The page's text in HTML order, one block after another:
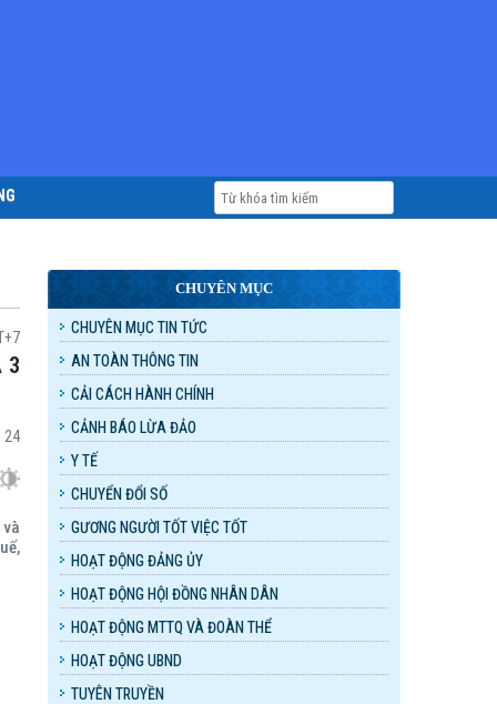
24
CHUYÊN MỤC
CHUYÊN MỤC TIN TỨC
AN TOÀN THÔNG TIN
CẢI CÁCH HÀNH CHÍNH
CẢNH BÁO LỪA ĐẢO
Y TẾ
CHUYỂN ĐỔI SỐ
GƯƠNG NGƯỜI TỐT VIỆC TỐT
HOẠT ĐỘNG ĐẢNG ỦY
HOẠT ĐỘNG HỘI ĐỒNG NHÂN DÂN
HOẠT ĐỘNG MTTQ VÀ ĐOÀN THỂ
HOẠT ĐỘNG UBND
TUYÊN TRUYỀN